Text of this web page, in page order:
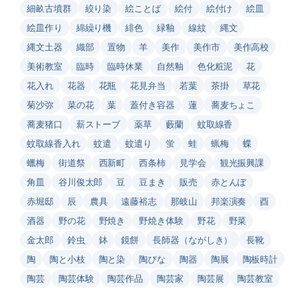
細畝古墳群
絞り染 絵ことば 絵付 絵付け
絵皿
絵皿作り
綿繰り機 緋色 緑釉 線紋
縄文
縄文土器
織部 置物 羊 美作 美作市
美作高校
美術教室
臨時 臨時休業 自然釉 色化粧泥
花
花入れ
花器 花瓶 花見弁当 若葉 茶掛
草花
菊沙弥
菜の花 葉 蓋付き容器 蓮
蕎麦ちょこ
蕎麦猪口
薪ストーブ 薬草 藪蘭
蚊取線香
蚊取線香入れ
蚊遣 蚊遣り 蛍 蛙 蝋梅
蝶
蠟梅
街道祭 西新町 西条柿 見学会
観光振興課
角皿
谷川俊太郎 豆 豆まき 販売
赤とんぼ
赤堀邸
辰 農具 遠藤裕志 那岐山 邦楽演奏
酉
酒器
野の花 野焼き 野焼き体験 野花
野菜
金太郎
鈴虫 鉢 鏡餅 長師器（ながしき）
長靴
陶
陶と小枝 陶と染 陶びな 陶器 陶展
陶板時計
陶芸
陶芸体験 陶芸作品 陶芸家 陶芸展
陶芸教室